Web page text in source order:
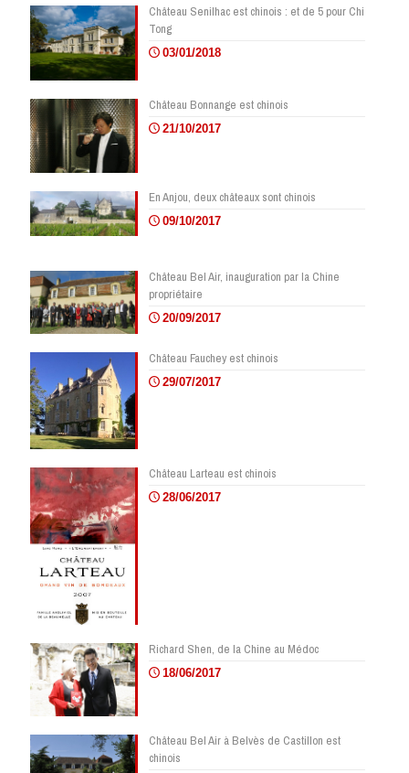
Château Senilhac est chinois : et de 5 pour Chi
Tong
03/01/2018
Château Bonnange est chinois
21/10/2017
En Anjou, deux châteaux sont chinois
09/10/2017
Château Bel Air, inauguration par la Chine
propriétaire
20/09/2017
Château Fauchey est chinois
29/07/2017
Château Larteau est chinois
28/06/2017
Richard Shen, de la Chine au Médoc
18/06/2017
Château Bel Air à Belvès de Castillon est
chinois